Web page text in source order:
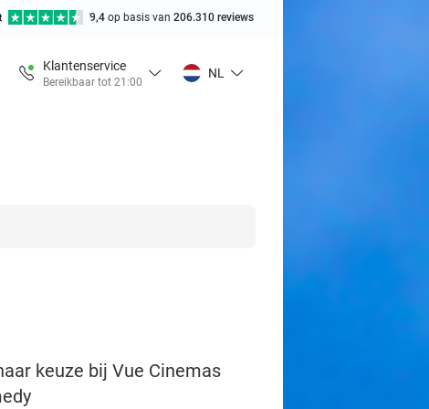
9,4 op basis van 206.310 reviews
Klantenservice
Bereikbaar tot 21:00
NL
keuze bij Vue Cinemas